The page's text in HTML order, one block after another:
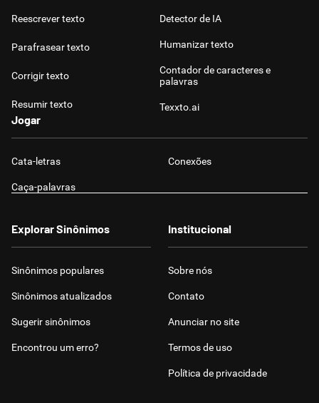
Reescrever texto
Parafrasear texto
Corrigir texto
Resumir texto
Detector de IA
Humanizar texto
Contador de caracteres e
palavras
Texxto.ai
Jogar
Cata-letras Conexões
Caça-palavras
Explorar Sinônimos
Sinônimos populares
Sinônimos atualizados
Sugerir sinônimos
Encontrou um erro?
Institucional
Sobre nós
Contato
Anunciar no site
Termos de uso
Política de privacidade